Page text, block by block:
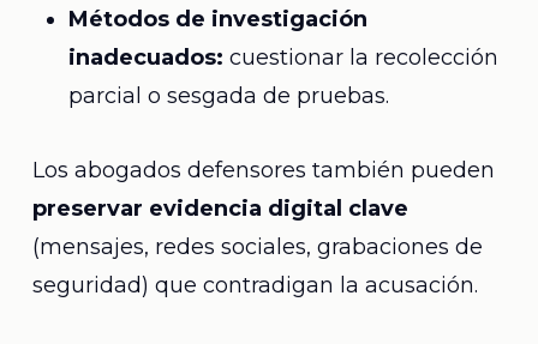
Métodos de investigación
inadecuados: cuestionar la recolección
parcial o sesgada de pruebas.
Los abogados defensores también pueden
preservar evidencia digital clave
(mensajes, redes sociales, grabaciones de
seguridad) que contradigan la acusación.